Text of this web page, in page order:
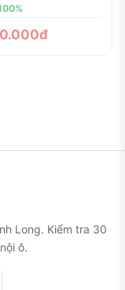
Long. Kiểm tra 30
ô.